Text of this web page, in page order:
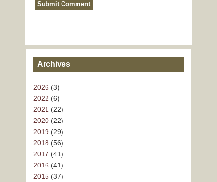
Archives
2026 (3)
2022 (6)
2021 (22)
2020(22)
2019 (29)
2018 (56)
2017 (41)
2016 (41)
2015(37)